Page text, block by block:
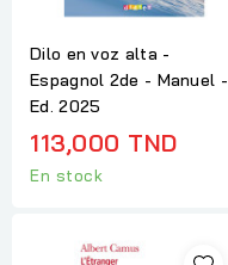
Dilo en voz alta -
Espagnol 2de - Manuel -
Ed. 2025
113,000 TND
En stock